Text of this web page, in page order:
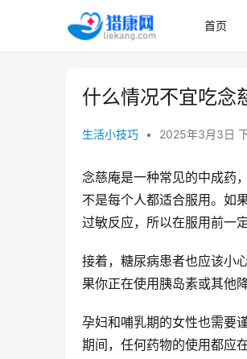
首页
什么情况不宜吃念
生活小技巧 • 2025年3月3日
念慈庵是一种常见的中成药
不是每个人都适合服用。如
过敏反应，所以在服用前一
接着，糖尿病患者也应该小
果你正在使用胰岛素或其他
孕妇和哺乳期的女性也需要
期间，任何药物的使用都应